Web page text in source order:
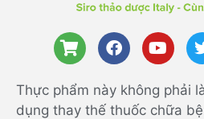
Thực phẩm này không phải
dụng thay thế thuốc chữa